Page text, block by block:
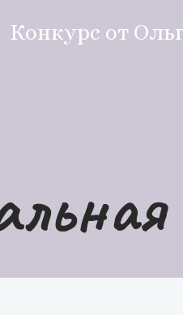
Конкурс от